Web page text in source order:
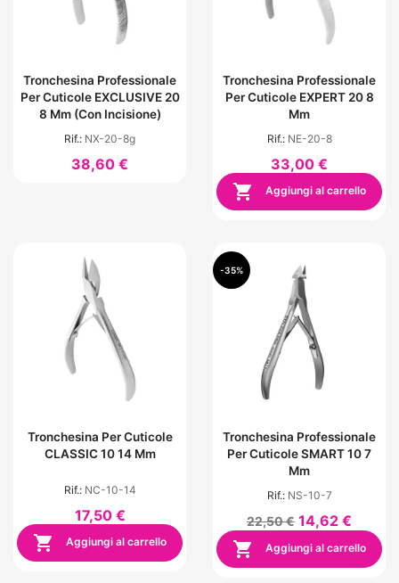
Tronchesina Professionale
Per Cuticole EXCLUSIVE 20
8 Mm (con Incisione)
Rif.: NX-20-8g
38,60 €
Tronchesina Professionale
Per Cuticole EXPERT 20 8
Mm
Rif.: NE-20-8
33,00 €
 Aggiungi al carrello
Tronchesina Per Cuticole
CLASSIC 10 14 Mm
Rif.: NC-10-14
17,50 €
 Aggiungi al carrello
Tronchesina Professionale
Per Cuticole SMART 10 7
Mm
Rif.: NS-10-7
22,50 € 14,62 €
 Aggiungi al carrello
-35%